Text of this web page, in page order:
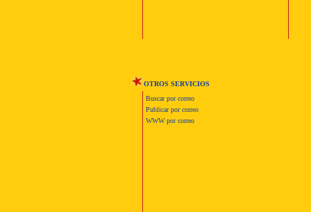
OTROS SERVICIOS
Buscar por correo
Publicar por correo
WWW por correo